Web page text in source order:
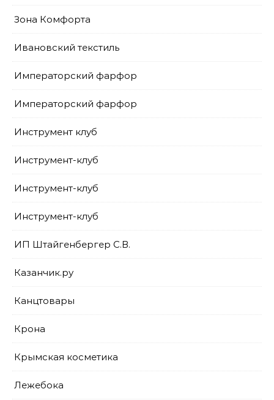
Зона Комфорта
Ивановский текстиль
Императорский фарфор
Императорский фарфор
Инструмент клуб
Инструмент-клуб
Инструмент-клуб
Инструмент-клуб
ИП Штайгенбергер С.В.
Казанчик.ру
Канцтовары
Крона
Крымская косметика
Лежебока